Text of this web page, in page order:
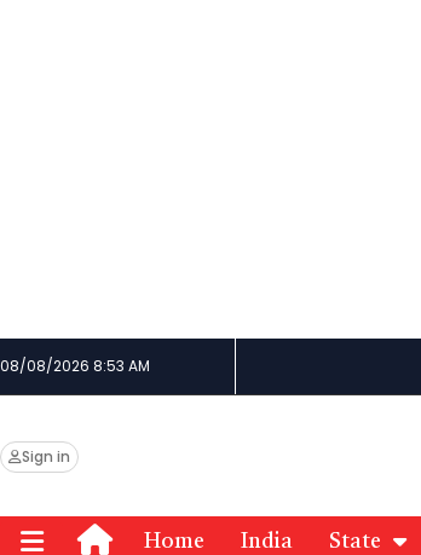
08/08/2026 8:53 AM
Sign in
Home India State